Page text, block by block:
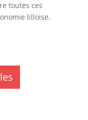
toutes ces
lilloise.